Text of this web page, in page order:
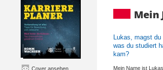
Cover ansehen
Mein
Lukas, magst
was du studiert
kam?
Mein Name ist